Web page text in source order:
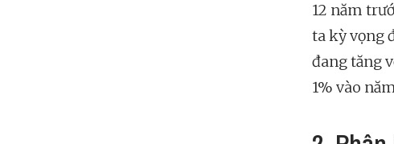
12 năm
ta kỳ vọng
đang tăng
1% vào